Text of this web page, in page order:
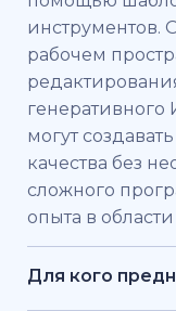
инструментов.
рабочем
генеративного
могут
качества без
сложного
опыта в
Для кого